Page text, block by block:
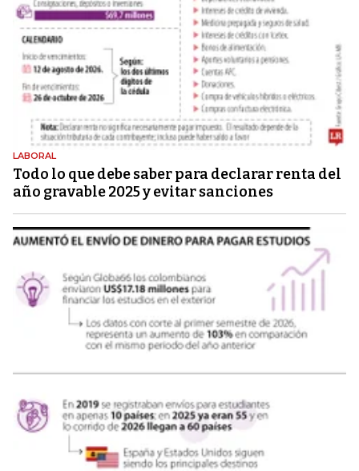
LABORAL
Todo lo que debe saber para declarar renta del
año gravable 2025 y evitar sanciones